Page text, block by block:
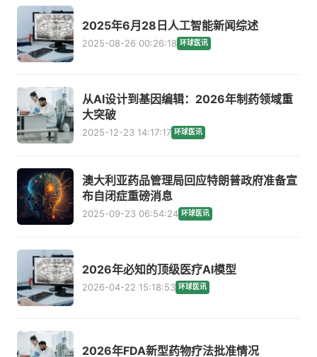
2025年6月28日人工智能新闻综述
2025-08-26 00:26:18 环球医讯
从AI设计到基因编辑：2026年制药领域重
大突破
2025-12-23 14:17:17 环球医讯
澳大利亚药品管理局回应特朗普政府准备宣
布自闭症重磅消息
2025-09-23 06:54:24 环球医讯
2026年必知的顶级医疗AI模型
2026-04-22 15:18:53 环球医讯
2026年FDA新型药物疗法批准情况